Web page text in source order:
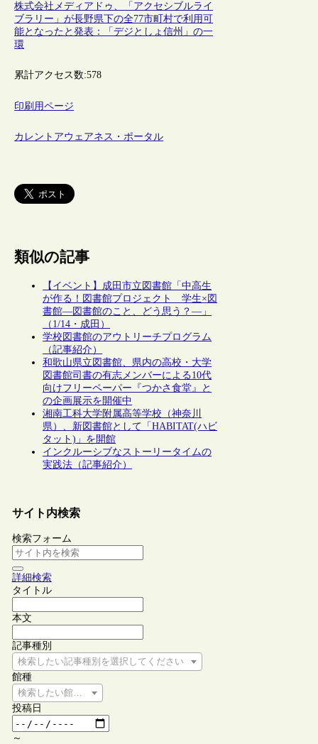
株式会社メディアドゥ、「アクセシブルライ
ブラリー」が長野県下の全77市町村で利用可
能となったと発表：「デジとしょ信州」の一
環
累計アクセス数:578
印刷用ページ
カレントアウェアネス・ポータル
類似の記事
【イベント】成田市立図書館「中高生
が作る！図書館プロジェクト 学生×図
書館―図書館のこと、どう思う？―」
（1/14・成田）
学校図書館のアウトリーチプログラム
（記事紹介）
和歌山県立図書館、県内の高校・大学
図書館司書の有志メンバーによる10代
向けフリーペーパー『つかさ食堂』と
の企画展示を開催中
湘南工科大学附属高等学校（神奈川
県）、新図書館として「HABITAT(ハビ
タット)」を開館
インクルーシブなストーリータイムの
実践法（記事紹介）
サイト内検索
検索フォーム
詳細検索
タイトル
本文
記事種別
検索したい記事種別を選択してください
館種
検索したい館種を選択してください
投稿日
～